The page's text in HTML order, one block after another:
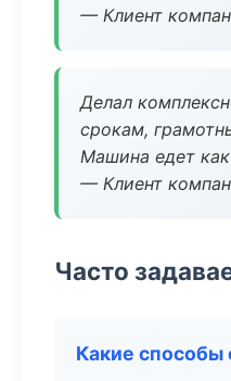
— Клиент
Делал
срокам,
Машина едет как
— Клиент
Часто
Какие способы